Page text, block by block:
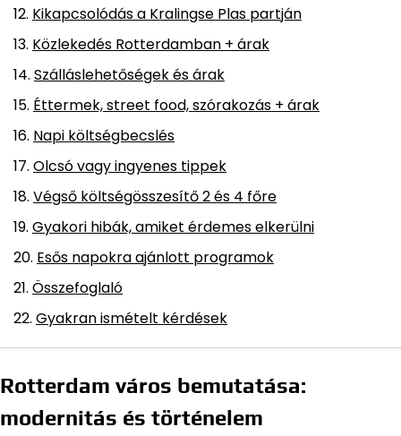
Kikapcsolódás a Kralingse Plas partján
Közlekedés Rotterdamban + árak
Szálláslehetőségek és árak
Éttermek, street food, szórakozás + árak
Napi költségbecslés
Olcsó vagy ingyenes tippek
Végső költségösszesítő 2 és 4 főre
Gyakori hibák, amiket érdemes elkerülni
Esős napokra ajánlott programok
Összefoglaló
Gyakran ismételt kérdések
Rotterdam város bemutatása:
modernitás és történelem